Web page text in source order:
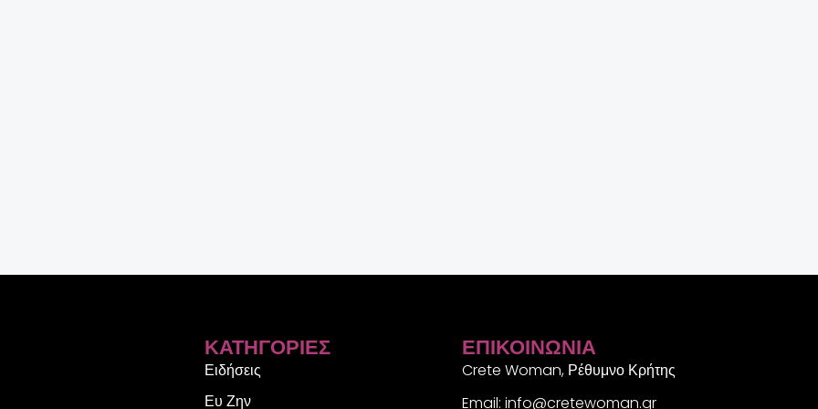
ΚΑΤΗΓΟΡΊΕΣ
Ειδήσεις
Ευ Ζην
ΕΠΙΚΟΙΝΩΝΊΑ
Crete Woman, Ρέθυμνο Κρήτης
Email: info@cretewoman.gr